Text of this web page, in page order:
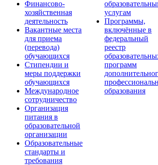
Финансово-
хозяйственная
деятельность
Вакантные места
для приема
(перевода)
обучающихся
Стипендии и
меры поддержки
обучающихся
Международное
сотрудничество
Организация
питания в
образовательной
организации
Образовательные
стандарты и
требования
услугам
Программы,
включённые в
федеральный
реестр
программ
образования